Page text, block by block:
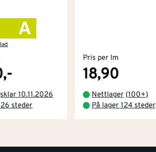
10.11.2026
steder
Pris per lm
18,90
Nettlager (100+)
På lager 124 steder